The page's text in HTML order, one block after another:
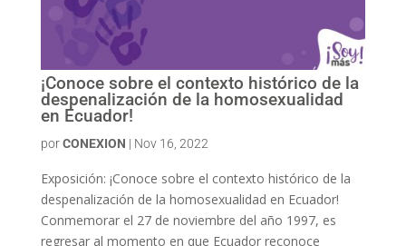
¡Conoce sobre el contexto histórico de la
despenalización de la homosexualidad
en Ecuador!
porCONEXION | Nov 16, 2022
Exposición: ¡Conoce sobre el contexto histórico de la
despenalización de la homosexualidad en Ecuador!
Conmemorar el 27 de noviembre del año 1997, es
regresar al momento en que Ecuador reconoce